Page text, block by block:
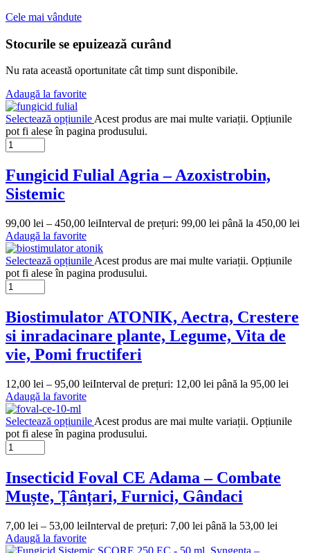
Cele mai vândute
Stocurile se epuizează curând
Nu rata această oportunitate cât timp sunt disponibile.
Adaugă la favorite
Selectează opțiunile Acest produs are mai multe variații. Opțiunile
pot fi alese în pagina produsului.
Fungicid Fulial Agria – Azoxistrobin,
Sistemic
99,00 lei – 450,00 leiInterval de prețuri: 99,00 lei până la 450,00 lei
Adaugă la favorite
Selectează opțiunile Acest produs are mai multe variații. Opțiunile
pot fi alese în pagina produsului.
Biostimulator ATONIK, Aectra, Crestere
si inradacinare plante, Legume, Vita de
vie, Pomi fructiferi
12,00 lei – 95,00 leiInterval de prețuri: 12,00 lei până la 95,00 lei
Adaugă la favorite
Selectează opțiunile Acest produs are mai multe variații. Opțiunile
pot fi alese în pagina produsului.
Insecticid Foval CE Adama – Combate
Muște, Țânțari, Furnici, Gândaci
7,00 lei – 53,00 leiInterval de prețuri: 7,00 lei până la 53,00 lei
Adaugă la favorite